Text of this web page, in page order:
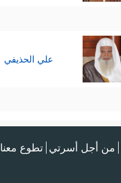
علي الحذيفي
من أجل أسرتي تطوع معنا